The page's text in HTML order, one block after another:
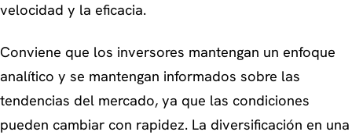
velocidad y la eficacia.
Conviene que los inversores mantengan un enfoque
analítico y se mantengan informados sobre las
tendencias del mercado, ya que las condiciones
pueden cambiar con rapidez. La diversificación en una